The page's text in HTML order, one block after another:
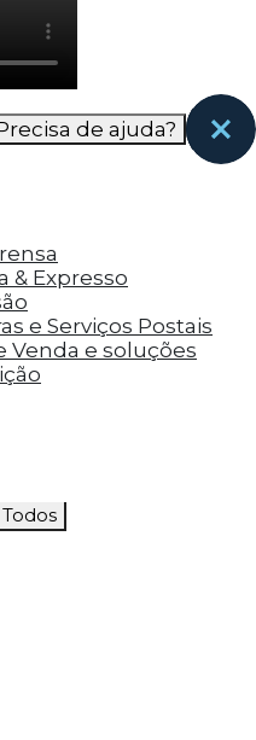
com o site. Esses
informações sobre
visitantes, taxa de
etc.
o
de social
e outros recursos de
são usados para
nas páginas que eles
a eficácia da
de ajuda?
& Expresso
e Serviços Postais
Venda e soluções